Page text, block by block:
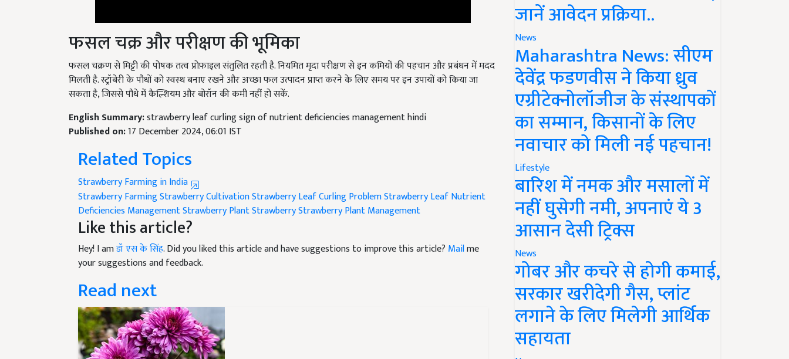
फसल चक्र और परीक्षण की भूमिका
फसल चक्रण से मिट्टी की पोषक तत्व प्रोफ़ाइल संतुलित रहती है. नियमित मृदा परीक्षण से इन कमियों की पहचान और प्रबंधन में मदद
मिलती है. स्ट्रॉबेरी के पौधों को स्वस्थ बनाए रखने और अच्छा फल उत्पादन प्राप्त करने के लिए समय पर इन उपायों को किया जा
सकता है, जिससे पौधे में कैल्शियम और बोरॉन की कमी नहीं हो सकें.
English Summary:
strawberry leaf curling sign of nutrient deficiencies management hindi
Published on:17 December 2024, 06:01 IST
Related Topics
Strawberry Farming in India
Strawberry FarmingStrawberry Cultivation
Deficiencies ManagementStrawberry PlantStrawberryStrawberry Plant Management
Like this article?
Hey! I amडॉ एस के सिंह. Did you liked this article and have suggestions to improve this article?
your suggestions and feedback.
Read next
जानें आवेदन प्रक्रिया..
News
Maharashtra News: सीएम
देवेंद्र फडणवीस ने किया ध्रुव
एग्रीटेक्नोलॉजीज के संस्थापकों
का सम्मान, किसानों के लिए
नवाचार को मिली नई पहचान!
Lifestyle
बारिश में नमक और मसालों में
नहीं घुसेगी नमी, अपनाएं ये 3
आसान देसी ट्रिक्स
News
गोबर और कचरे से होगी कमाई,
सरकार खरीदेगी गैस, प्लांट
लगाने के लिए मिलेगी आर्थिक
सहायता